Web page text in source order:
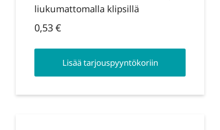
liukumattomalla klipsillä
0,53€
Lisää tarjouspyyntökoriin